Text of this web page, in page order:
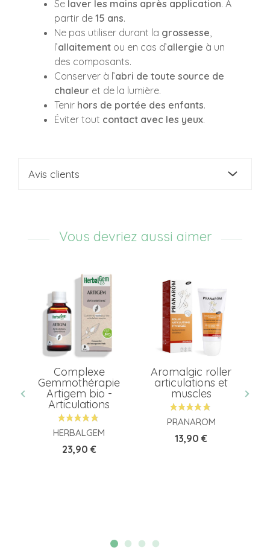
Se laver les mains après application. A
partir de 15 ans.
Ne pas utiliser durant la grossesse
l’allaitement ou en cas d’allergie à un
des composants.
Conserver à l’abri de toute source de
chaleur et de la lumière.
Tenir hors de portée des enfants.
Éviter tout contact avec les yeux.
Avis clients
Vous devriez aussi aimer
Complexe
Gemmothérapie
Artigem bio -
Articulations
HERBALGEM
Prix
23,90 €
Aromalgic roller
articulations et
muscles
PRANAROM
Prix
13,90 €